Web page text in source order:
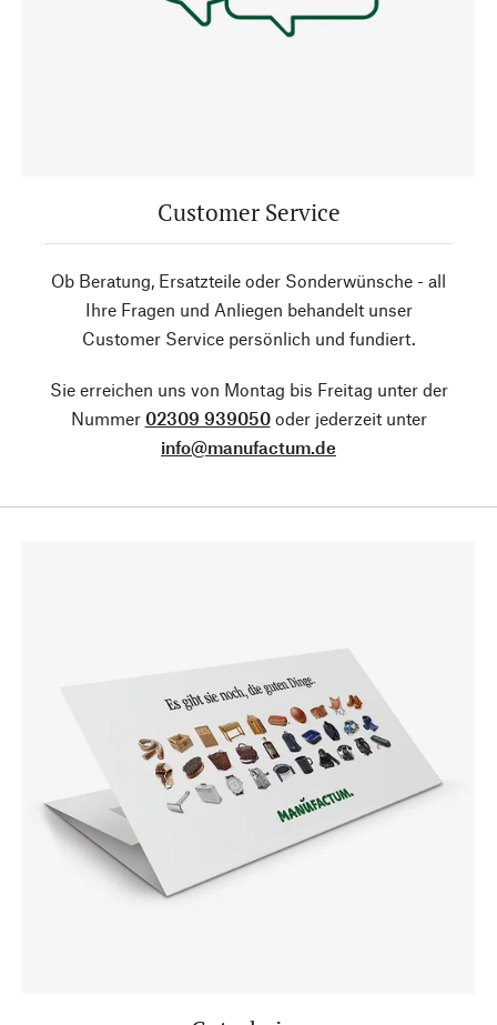
Customer Service
Ob Beratung, Ersatzteile oder Sonderwünsche - all
Ihre Fragen und Anliegen behandelt unser
Customer Service persönlich und fundiert.
Sie erreichen uns von Montag bis Freitag unter der
Nummer 02309 939050oder jederzeit unter
info@manufactum.de